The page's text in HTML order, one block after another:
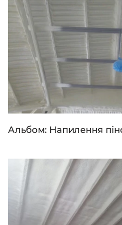
Альбом: Напилення